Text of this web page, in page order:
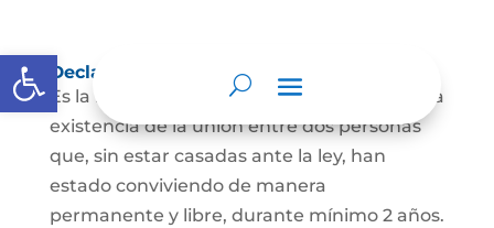
Abrir barra de herramientas
Declaración de Unión Marital de Hecho
Es la manifestación ante juez o notario de la
existencia de la unión entre dos personas
que, sin estar casadas ante la ley, han
estado conviviendo de manera
permanente y libre, durante mínimo 2 años.